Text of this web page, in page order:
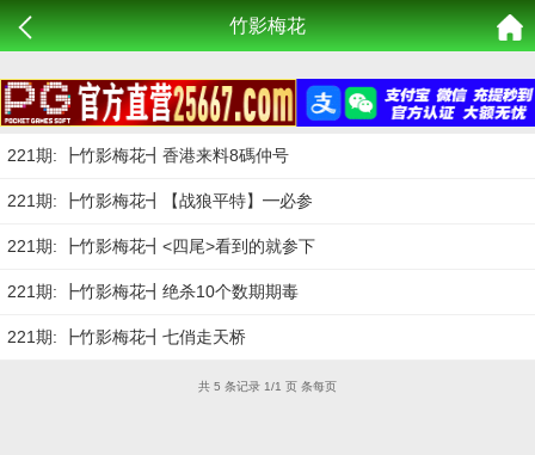
竹影梅花
221期: ┣竹影梅花┫香港来料8碼仲号
221期: ┣竹影梅花┫【战狼平特】━必参
221期: ┣竹影梅花┫<四尾>看到的就参下
221期: ┣竹影梅花┫绝杀10个数期期毒
221期: ┣竹影梅花┫七俏走天桥
共 5 条记录 1/1 页 条每页